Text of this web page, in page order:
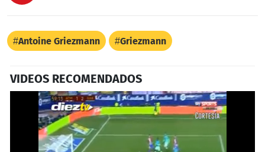
Antoine Griezmann Griezmann
VIDEOS RECOMENDADOS